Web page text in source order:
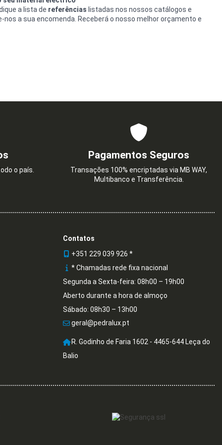
a lista de referências listadas nos nossos catálogos e
nos a sua encomenda. Receberá o nosso melhor orçamento e
o país.
Pagamentos Seguros
Transações 100% encriptadas via MB WAY,
Multibanco e Transferência.
Contatos
+351 229 039 926 *
* Chamadas rede fixa nacional
Segunda a Sexta-feira: 08h00 – 19h00
Aberto durante a hora de almoço
Sábado: 08h30 – 13h00
geral@pedralux.pt
R. Godinho de Faria 1602 - 4465-644 Leça do
Balio